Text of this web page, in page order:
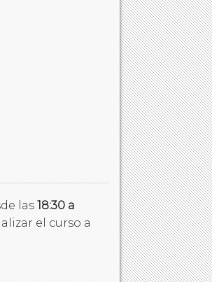
las 18:30 a
el curso a